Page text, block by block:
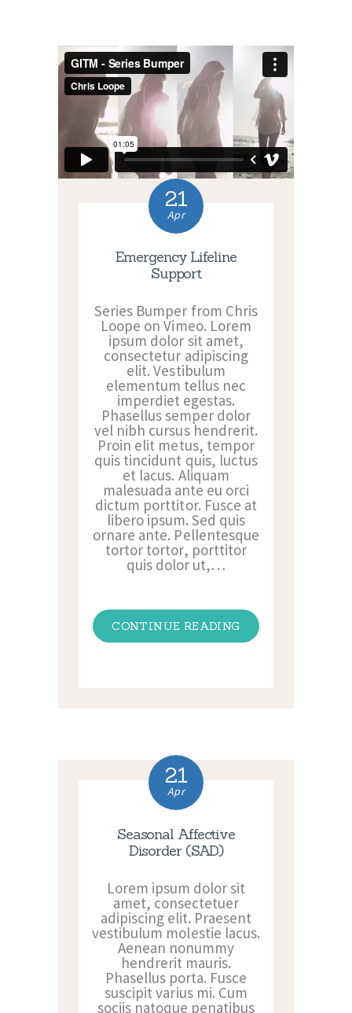
21
Apr
Emergency Lifeline
Support
Series Bumper from Chris
Loope on Vimeo. Lorem
ipsum dolor sit amet,
consectetur adipiscing
elit. Vestibulum
elementum tellus nec
imperdiet egestas.
Phasellus semper dolor
vel nibh cursus hendrerit.
Proin elit metus, tempor
quis tincidunt quis, luctus
et lacus. Aliquam
malesuada ante eu orci
dictum porttitor. Fusce at
libero ipsum. Sed quis
ornare ante. Pellentesque
tortor tortor, porttitor
quis dolor ut,…
CONTINUE READING
21
Apr
Seasonal Affective
Disorder (SAD)
Lorem ipsum dolor sit
amet, consectetuer
adipiscing elit. Praesent
vestibulum molestie lacus.
Aenean nonummy
hendrerit mauris.
Phasellus porta. Fusce
suscipit varius mi. Cum
sociis natoque penatibus